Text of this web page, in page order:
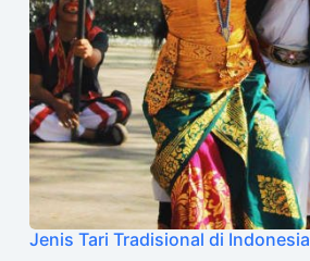
Jenis Tari Tradisional di Indonesia